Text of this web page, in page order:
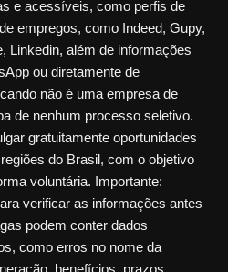
e acessíveis, como perfis de
empregos, como Indeed, Gupy,
Linkedin, além de informações
ou diretamente de
não é uma empresa de
de nenhum processo seletivo.
gratuitamente oportunidades
do Brasil, com o objetivo
voluntária. Importante:
verificar as informações antes
podem conter dados
como erros no nome da
benefícios, prazos,